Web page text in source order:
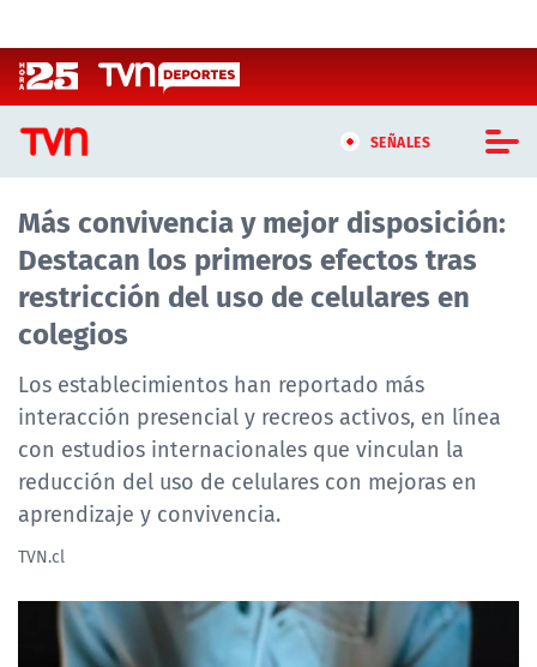
SEÑALES
CASTING MASTERCHEF CHILE
CASTING TVN VERTICAL
TVN VERTICAL
TVN PLAY
PROGRAMAS
TELESERIES
NTV
ACTUALIDAD Y TENDENCIAS
Más convivencia y mejor disposición:
Destacan los primeros efectos tras
restricción del uso de celulares en
colegios
Los establecimientos han reportado más
interacción presencial y recreos activos, en línea
con estudios internacionales que vinculan la
reducción del uso de celulares con mejoras en
aprendizaje y convivencia.
TVN.cl